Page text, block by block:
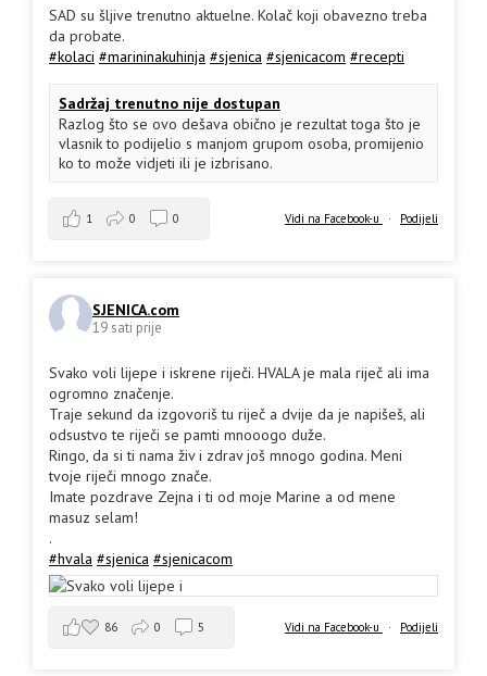
SAD su šljive trenutno aktuelne. Kolač koji obavezno treba
da probate.
#kolaci #marininakuhinja #sjenica #sjenicacom #recepti
Sadržaj trenutno nije dostupan
Razlog što se ovo dešava obično je rezultat toga što je
vlasnik to podijelio s manjom grupom osoba, promijenio
ko to može vidjeti ili je izbrisano.
Vidi na Facebook-u · Podijeli
1 0 0
SJENICA.com
19 sati prije
Svako voli lijepe i iskrene riječi. HVALA je mala riječ ali ima
ogromno značenje.
Traje sekund da izgovoriš tu riječ a dvije da je napišeš, ali
odsustvo te riječi se pamti mnooogo duže.
Ringo, da si ti nama živ i zdrav još mnogo godina. Meni
tvoje riječi mnogo znače.
Imate pozdrave Zejna i ti od moje Marine a od mene
masuz selam!
.
#hvala #sjenica #sjenicacom
Vidi na Facebook-u · Podijeli
86 0 5